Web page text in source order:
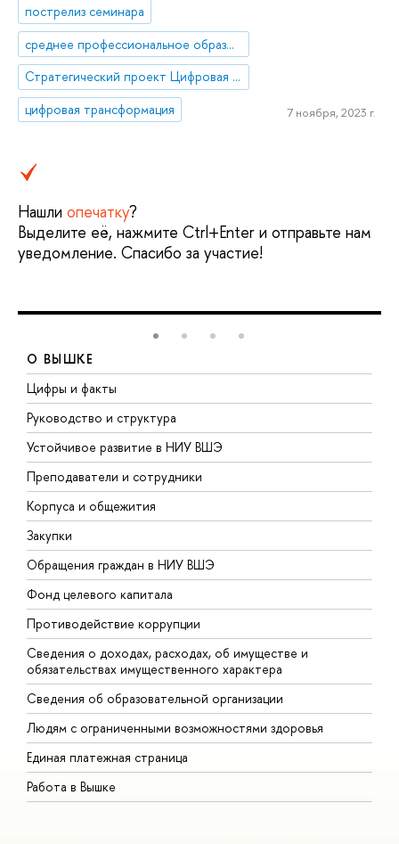
пострелиз семинара
среднее профессиональное образование
Стратегический проект Цифровая трансформация: технологии, эффекты, эффективность»
цифровая трансформация
7 ноября, 2023 г.
Нашли опечатку?
Выделите её, нажмите Ctrl+Enter и отправьте нам
уведомление. Спасибо за участие!
О ВЫШКЕ
Цифры и факты
Руководство и структура
Устойчивое развитие в НИУ ВШЭ
Преподаватели и сотрудники
Корпуса и общежития
Закупки
Обращения граждан в НИУ ВШЭ
Фонд целевого капитала
Противодействие коррупции
Сведения о доходах, расходах, об имуществе и
обязательствах имущественного характера
Сведения об образовательной организации
Людям с ограниченными возможностями здоровья
Единая платежная страница
Работа в Вышке